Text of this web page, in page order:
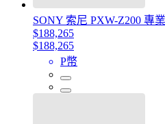
SONY 索尼 PXW-Z200 專
$188,265
$188,265
P幣